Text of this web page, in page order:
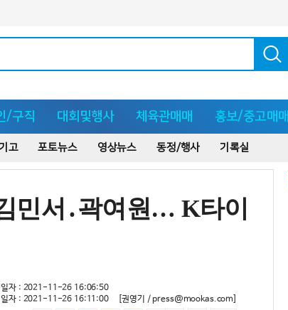
/구직 대회및행사 체육관매매 홍보/중고매매
고 포토뉴스 영상뉴스 동정/행사 기록실
민서․곽여원… K타이
일자 : 2021-11-26 16:06:50
일자 : 2021-11-26 16:11:00
[권영기 / press@mookas.com]